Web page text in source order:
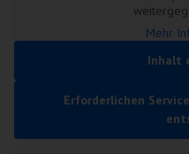
Mehr
Inhalt
Erforderlichen